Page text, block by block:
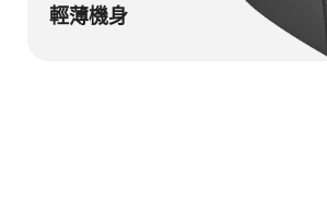
輕薄機身